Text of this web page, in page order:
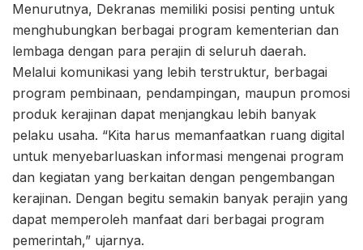
Menurutnya, Dekranas memiliki posisi penting untuk
menghubungkan berbagai program kementerian dan
lembaga dengan para perajin di seluruh daerah.
Melalui komunikasi yang lebih terstruktur, berbagai
program pembinaan, pendampingan, maupun promosi
produk kerajinan dapat menjangkau lebih banyak
pelaku usaha. “Kita harus memanfaatkan ruang digital
untuk menyebarluaskan informasi mengenai program
dan kegiatan yang berkaitan dengan pengembangan
kerajinan. Dengan begitu semakin banyak perajin yang
dapat memperoleh manfaat dari berbagai program
pemerintah,” ujarnya.